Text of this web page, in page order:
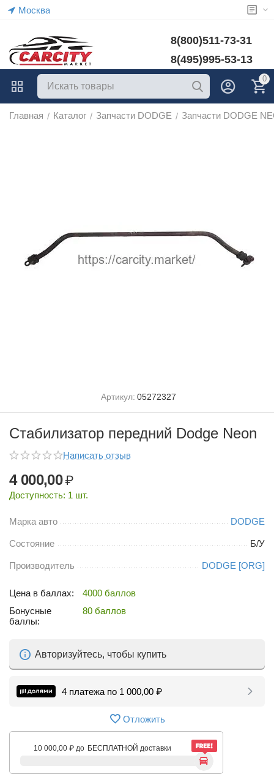
Москва
8(800)511-73-31
8(495)995-53-13
0
Главная / Каталог / Запчасти DODGE / Запчасти DODGE
Артикул: 05272327
Стабилизатор передний Dodge Neon
Написать отзыв
4 000,00₽
Доступность: 1 шт.
Марка авто DODGE
Состояние Б/У
Производитель DODGE [ORG]
Цена в баллах:
4000 баллов
Бонусные
баллы:
80 баллов
Авторизуйтесь, чтобы купить
4 платежа по 1 000,00 ₽
Отложить
10 000,00 ₽ до БЕСПЛАТНОЙ доставки